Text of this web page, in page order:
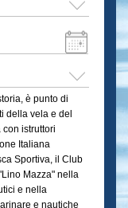
è punto di
della vela e del
istruttori
Italiana
Sportiva, il Club
Mazza" nella
e nella
e nautiche